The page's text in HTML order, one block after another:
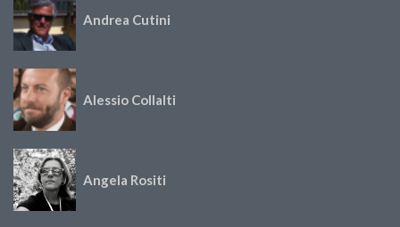
Andrea Cutini
Alessio Collalti
Angela Rositi